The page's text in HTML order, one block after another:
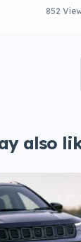
852
also